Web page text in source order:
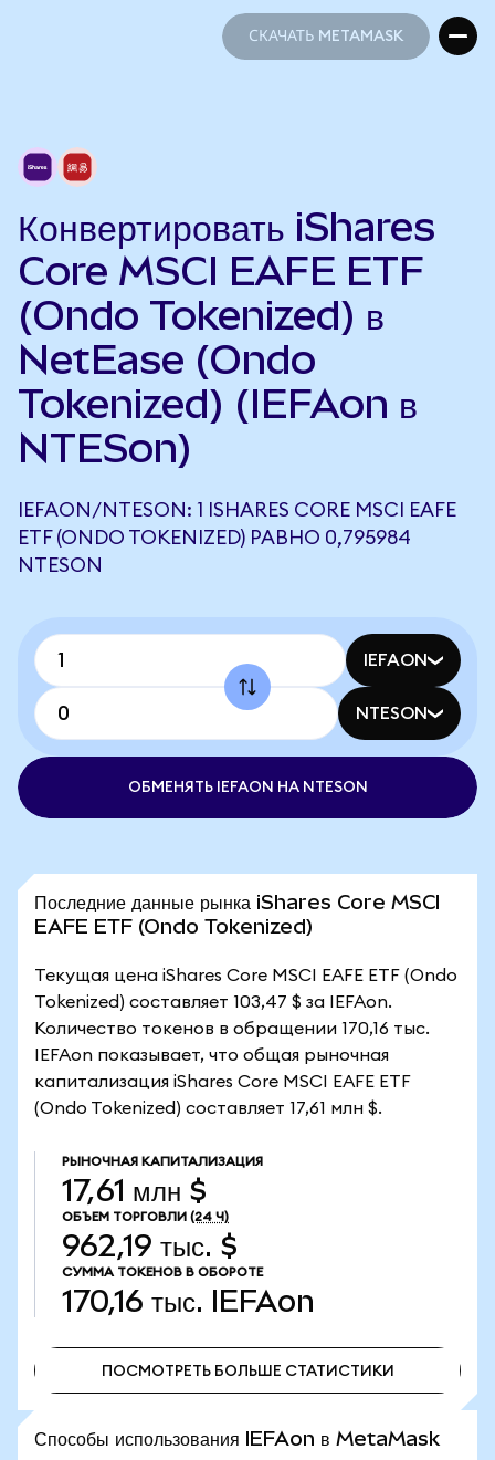
СКАЧАТЬ METAMASK
Конвертировать iShares
Core MSCI EAFE ETF
(Ondo Tokenized) в
NetEase (Ondo
Tokenized) (IEFAon в
NTESon)
IEFAON/NTESON: 1 ISHARES CORE MSCI EAFE
ETF (ONDO TOKENIZED) РАВНО 0,795984
NTESON
IEFAON
NTESON
ОБМЕНЯТЬ IEFAON НА NTESON
Последние данные рынка iShares Core MSCI
EAFE ETF (Ondo Tokenized)
Текущая цена iShares Core MSCI EAFE ETF (Ondo
Tokenized) составляет 103,47 $ за IEFAon.
Количество токенов в обращении 170,16 тыс.
IEFAon показывает, что общая рыночная
капитализация iShares Core MSCI EAFE ETF
(Ondo Tokenized) составляет 17,61 млн $.
РЫНОЧНАЯ КАПИТАЛИЗАЦИЯ
17,61 млн $
ОБЪЕМ ТОРГОВЛИ (24 Ч)
962,19 тыс. $
СУММА ТОКЕНОВ В ОБОРОТЕ
170,16 тыс. IEFAon
ПОСМОТРЕТЬ БОЛЬШЕ СТАТИСТИКИ
Способы использования IEFAon в MetaMask